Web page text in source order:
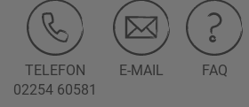
TELEFON
02254 60581
E-MAIL FAQ